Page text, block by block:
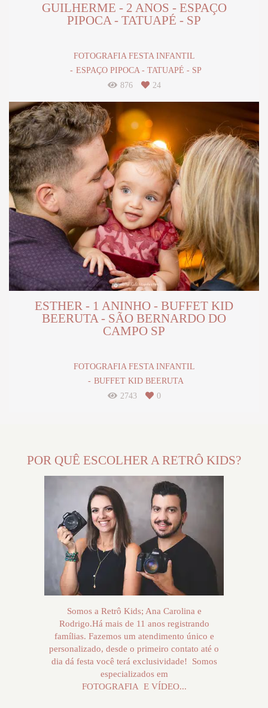
GUILHERME - 2 ANOS - ESPAÇO
PIPOCA - TATUAPÉ - SP
FOTOGRAFIA FESTA INFANTIL
ESPAÇO PIPOCA - TATUAPÉ - SP
876
24
ESTHER - 1 ANINHO - BUFFET KID
BEERUTA - SÃO BERNARDO DO
CAMPO SP
FOTOGRAFIA FESTA INFANTIL
BUFFET KID BEERUTA
2743
0
POR QUÊ ESCOLHER A RETRÔ KIDS?
Somos a Retrô Kids; Ana Carolina e
Rodrigo.Há mais de 11 anos registrando
famílias. Fazemos um atendimento único e
personalizado, desde o primeiro contato até o
dia dá festa você terá exclusividade! Somos
especializados em
FOTOGRAFIA E VÍDEO...